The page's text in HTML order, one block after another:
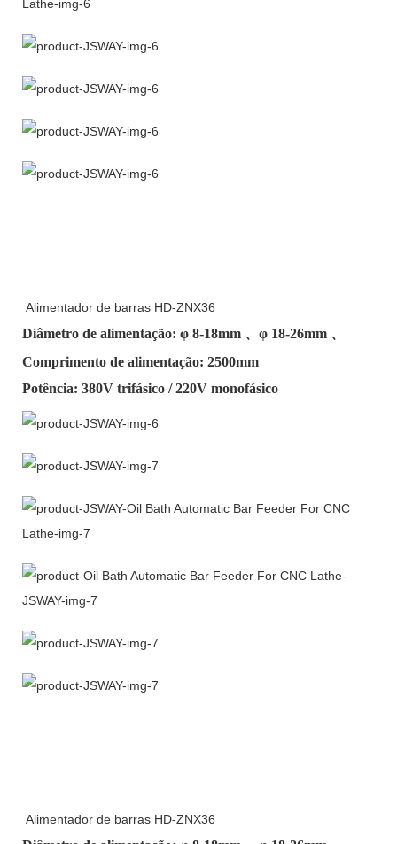
Alimentador de barras HD-ZNX36
Diâmetro de alimentação: φ 8-18mm 、φ 18-26mm 、
Comprimento de alimentação: 2500mm
Potência: 380V trifásico / 220V monofásico
Alimentador de barras HD-ZNX36